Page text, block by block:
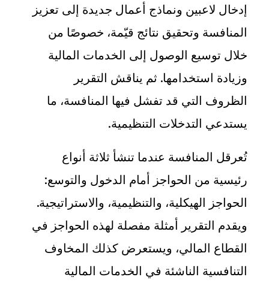
إدخال لاعبين ونماذج أعمال جديدة إلى تعزيز
المنافسة وتحقيق نتائج قيّمة، خصوصًا من
خلال توسيع الوصول إلى الخدمات المالية
وزيادة استخدامها. ثم يناقش التقرير
الظروف التي قد تفشل فيها المنافسة، ما
يستدعي التدخلات التنظيمية.
تُعرقل المنافسة عندما تنشأ ثلاثة أنواع
رئيسية من الحواجز أمام الدخول والتوسع:
الحواجز الهيكلية، والتنظيمية، والاستراتيجية.
ويقدم التقرير أمثلة مفصلة لهذه الحواجز في
القطاع المالي، ويستعرض كذلك المخاوف
التنافسية الناشئة في الخدمات المالية